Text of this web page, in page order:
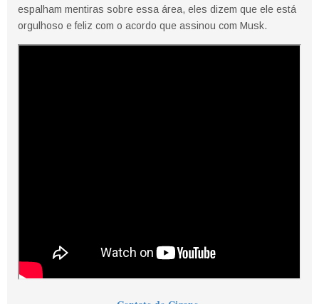
espalham mentiras sobre essa área, eles dizem que ele está
orgulhoso e feliz com o acordo que assinou com Musk.